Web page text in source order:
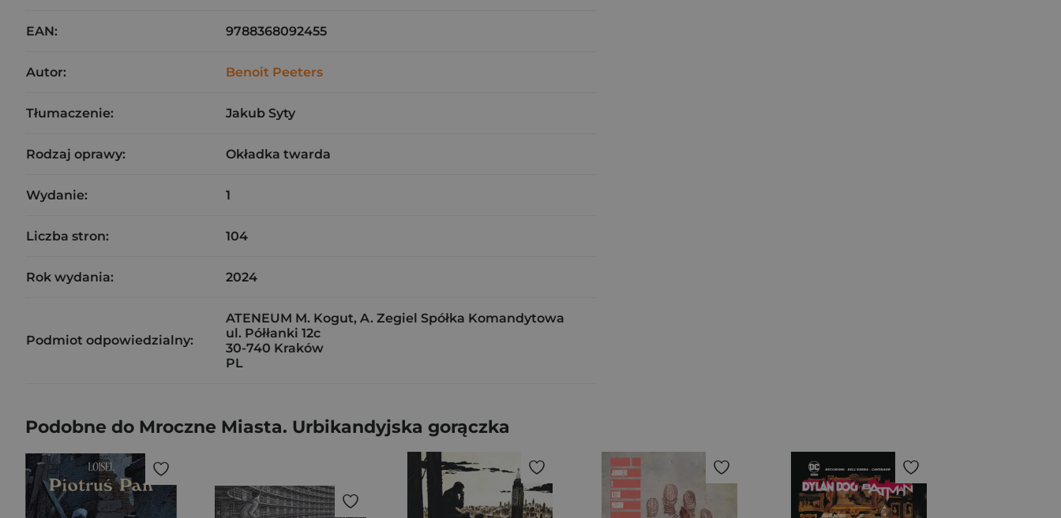
EAN: 9788368092455
Autor: Benoit Peeters
Tłumaczenie: Jakub Syty
Rodzaj oprawy: Okładka twarda
Wydanie: 1
Liczba stron: 104
Rok wydania: 2024
Podmiot odpowiedzialny:
ATENEUM M. Kogut, A. Zegiel Spółka Komandytowa
ul. Półłanki 12c
30-740 Kraków
PL
Podobne do Mroczne Miasta. Urbikandyjska gorączka